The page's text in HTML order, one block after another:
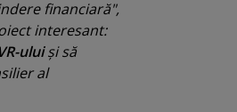
financiară",
interesant:
uluişi să
al